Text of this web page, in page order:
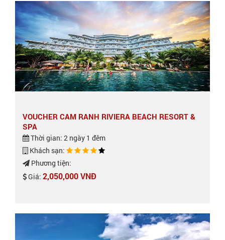
VOUCHER CAM RANH RIVIERA BEACH RESORT &
SPA
Thời gian: 2 ngày 1 đêm
Khách sạn:
Phương tiện:
Giá: 2,050,000 VNĐ